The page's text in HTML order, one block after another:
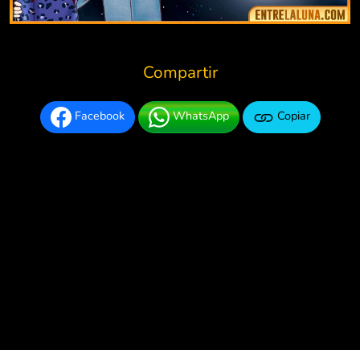
Compartir
Facebook WhatsApp Copiar